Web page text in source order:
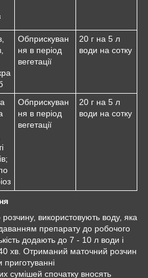
Обприскуван
ня в період
вегетації
20 г на 5 л
води на сотку
Обприскуван
ня в період
вегетації
20 г на 5 л
води на сотку
використовують воду, яка
препарату до робочого
додають до 7 - 10 л води і
хв. Отриманий маточний розчин
сумішей спочатку вносять